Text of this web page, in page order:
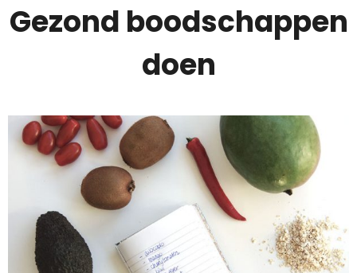
Gezond boodschappen
doen